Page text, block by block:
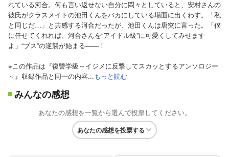
れている河合。何も言い返せない自分に悶々としていると、安村さんの
彼氏がクラスメイトの池田くんをバカにしている場面に出くわす。「私
と同じだ…」と共感する河合だったが、池田くんは唐突に言った。「僕
に任せてくれれば、河合さんを“アイドル級”に可愛くしてみせます
よ」“ブス”の逆襲が始まる――！
※この作品は『復讐学級～イジメに反撃してスカッとするアンソロジー
～』収録作品と同一の内容...もっと読む
みんなの感想
あなたの感想を一覧から選んで投票してください。
あなたの感想を投票する